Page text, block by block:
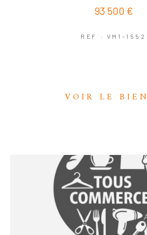
93 500 €
REF : VM1-1552
VOIR LE BIEN